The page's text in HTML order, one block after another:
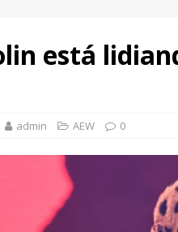
está
admin AEW 0